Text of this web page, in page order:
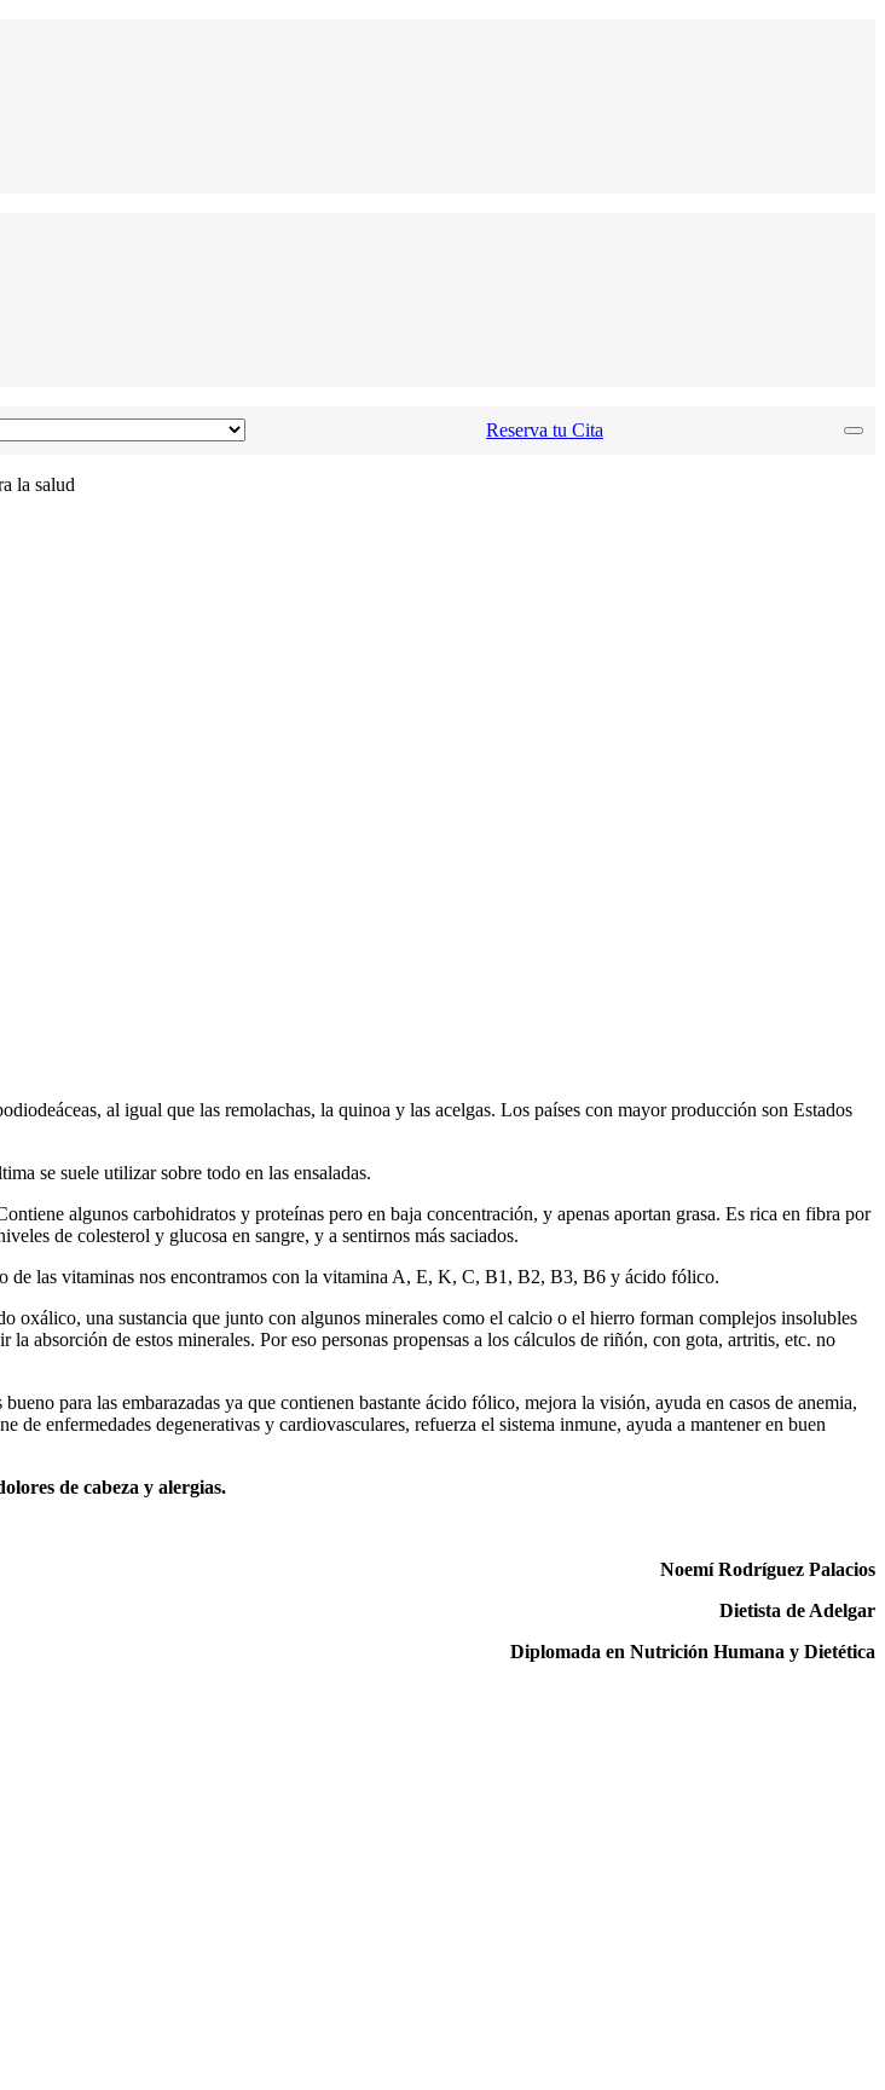
Reserva tu Cita
la salud
al igual que las remolachas, la quinoa y las acelgas. Los países con mayor producción son Estados
se suele utilizar sobre todo en las ensaladas.
algunos carbohidratos y proteínas pero en baja concentración, y apenas aportan grasa. Es rica en fibra por
de colesterol y glucosa en sangre, y a sentirnos más saciados.
de las vitaminas nos encontramos con la vitamina A, E, K, C, B1, B2, B3, B6 y ácido fólico.
oxálico, una sustancia que junto con algunos minerales como el calcio o el hierro forman complejos insolubles
absorción de estos minerales. Por eso personas propensas a los cálculos de riñón, con gota, artritis, etc. no
bueno para las embarazadas ya que contienen bastante ácido fólico, mejora la visión, ayuda en casos de anemia,
enfermedades degenerativas y cardiovasculares, refuerza el sistema inmune, ayuda a mantener en buen
de cabeza y alergias.
Noemí Rodríguez Palacios
Dietista de Adelgar
Diplomada en Nutrición Humana y Dietética